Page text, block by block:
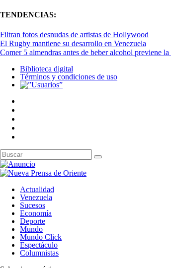
TENDENCIAS:
Filtran fotos desnudas de artistas de Hollywood
El Rugby mantiene su desarrollo en Venezuela
Comer 5 almendras antes de beber alcohol previene la
Biblioteca digital
Términos y condiciones de uso
Actualidad
Venezuela
Sucesos
Economía
Deporte
Mundo
Mundo Click
Espectáculo
Columnistas